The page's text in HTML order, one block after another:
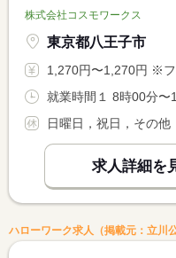
株式会社コスモワークス
東京都八王子市
1,270円〜1,270円 ※フルタイム求人の場合は
日曜日，祝日，その他
求人詳細を
ハローワーク求人（掲載元：立川